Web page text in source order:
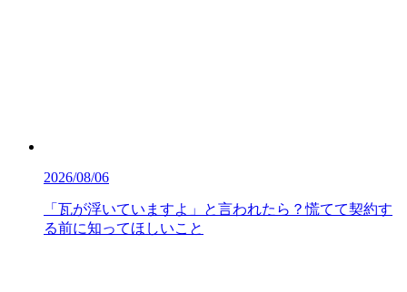
2026/08/06
「瓦が浮いていますよ」と言われたら？慌てて契約す
る前に知ってほしいこと